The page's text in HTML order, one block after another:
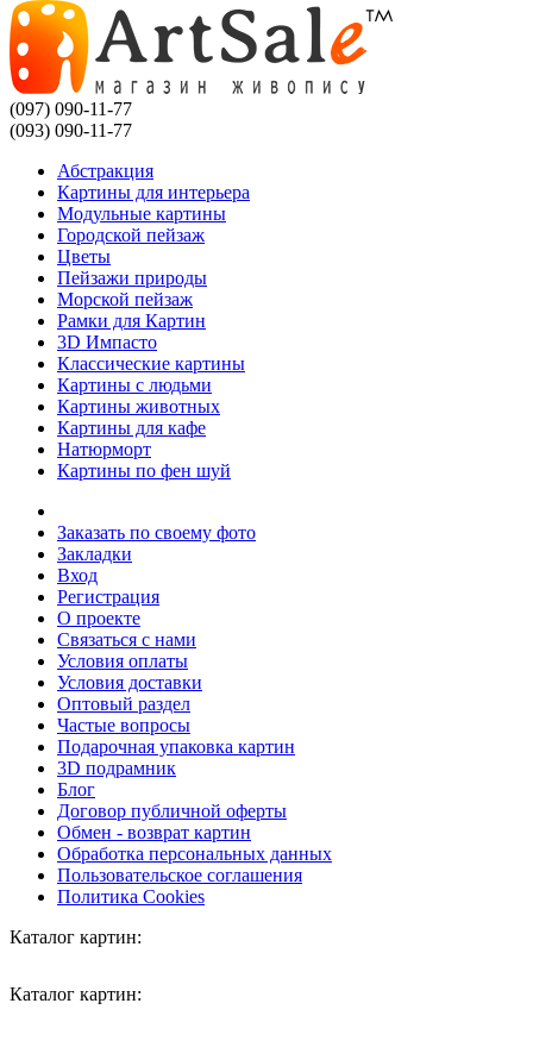
(097) 090-11-77
(093) 090-11-77
Абстракция
Картины для интерьера
Модульные картины
Городской пейзаж
Цветы
Пейзажи природы
Морской пейзаж
Рамки для Картин
3D Импасто
Классические картины
Картины с людьми
Картины животных
Картины для кафе
Натюрморт
Картины по фен шуй
Заказать по своему фото
Закладки
Вход
Регистрация
О проекте
Связаться с нами
Условия оплаты
Условия доставки
Оптовый раздел
Частые вопросы
Подарочная упаковка картин
3D подрамник
Блог
Договор публичной оферты
Обмен - возврат картин
Обработка персональных данных
Пользовательское соглашения
Политика Cookies
Каталог картин:
Каталог картин: